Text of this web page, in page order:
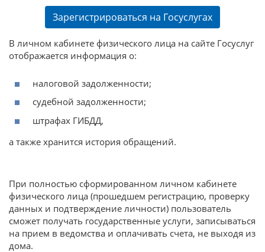
Зарегистрироваться на Госуслугах
В личном кабинете физического лица на сайте Госуслуг
отображается информация о:
налоговой задолженности;
судебной задолженности;
штрафах ГИБДД,
а также хранится история обращений.
При полностью сформированном личном кабинете
физического лица (прошедшем регистрацию, проверку
данных и подтверждение личности) пользователь
сможет получать государственные услуги, записываться
на прием в ведомства и оплачивать счета, не выходя из
дома.